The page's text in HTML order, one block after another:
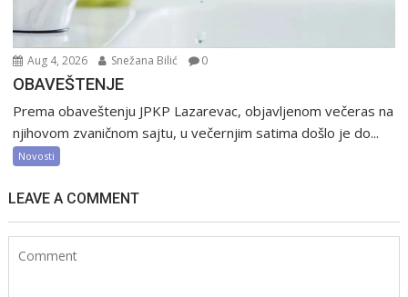
Aug 4, 2026 Snežana Bilić 0
OBAVEŠTENJE
Prema obaveštenju JPKP Lazarevac, objavljenom večeras na
njihovom zvaničnom sajtu, u večernjim satima došlo je do...
Novosti
LEAVE A COMMENT